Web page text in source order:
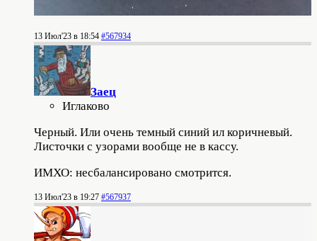
13 Июл'23 в 18:54 #567934
Заец
Иглаково
Черный. Или очень темный синий ил коричневый.
Листочки с узорами вообще не в кассу.
ИМХО: несбалансировано смотрится.
13 Июл'23 в 19:27 #567937